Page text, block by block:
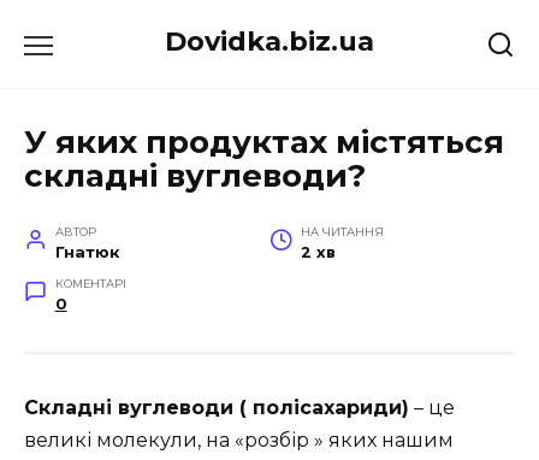
до
Dovidka.biz.ua
У яких продуктах містяться
складні вуглеводи?
АВТОР
Гнатюк
НА ЧИТАННЯ
2 хв
КОМЕНТАРІ
0
Складні вуглеводи ( полісахариди) – це
великі молекули, на «розбір » яких нашим